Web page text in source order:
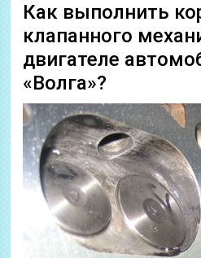
Как выполнить
клапанного
двигателе
«Волга»?